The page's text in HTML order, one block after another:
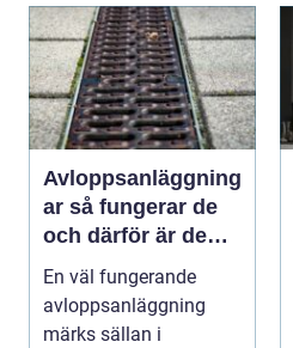
Avloppsanläggning
ar så fungerar de
och därför är de
viktigare än många
tror
En väl fungerande
avloppsanläggning
märks sällan i